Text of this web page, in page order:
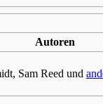
Autoren
Sam Reed und